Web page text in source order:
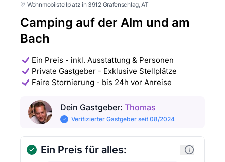
Wohnmobilstellplatz in 3912 Grafenschlag, AT
Camping auf der Alm und am
Bach
Ein Preis - inkl. Ausstattung & Personen
Private Gastgeber - Exklusive Stellplätze
Faire Stornierung - bis 24h vor Anreise
Dein Gastgeber: Thomas
Verifizierter Gastgeber seit 08/2024
Ein Preis für alles: